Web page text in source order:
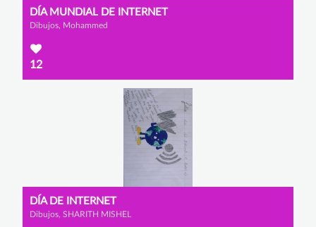
DÍA MUNDIAL DE INTERNET
Dibujos, Mohammed
12
DÍA DE INTERNET
Dibujos, SHARITH MISHEL